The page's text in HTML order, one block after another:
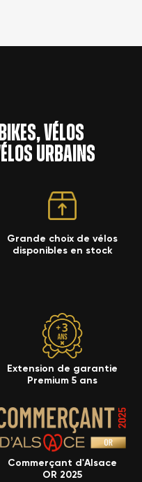
ajouter des produits à
vélos
urbains
Grande choix de vélos
disponibles en stock
Extension de garantie
Premium 5 ans
Commerçant d'Alsace
OR 2025